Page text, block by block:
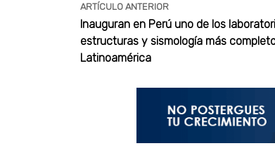
ARTÍCULO ANTERIOR
Inauguran en Perú uno de los
estructuras y sismología más
Latinoamérica